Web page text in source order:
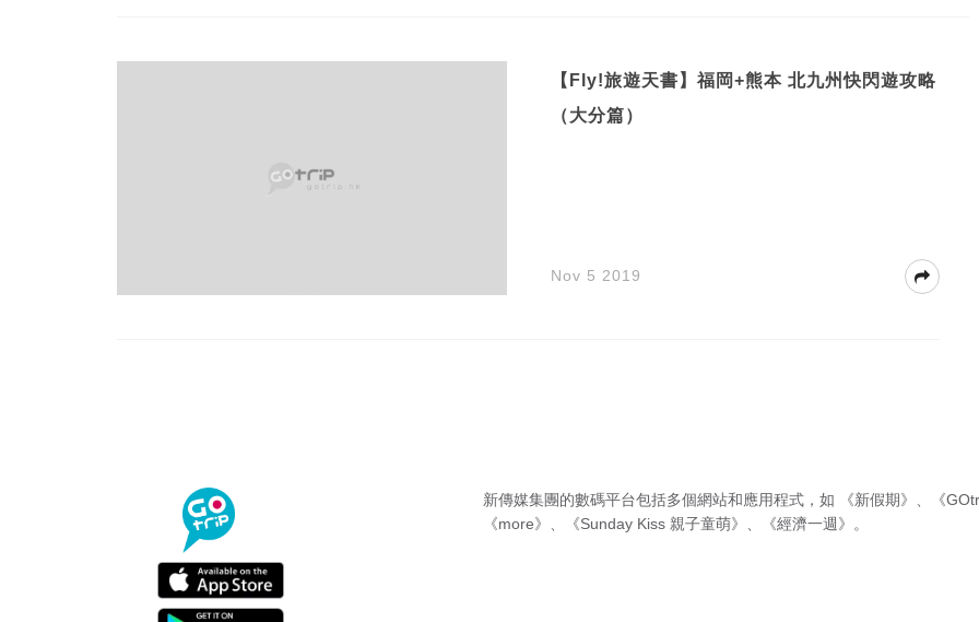
【Fly!旅遊天書】福岡+熊本 北九州快閃遊攻略
（大分篇）
Nov 5 2019
新傳媒集團的數碼平台包括多個網站和應用程式，如 《新假期》
《
《more》
《Sunday Kiss 親子童萌》 《經濟一週》 。